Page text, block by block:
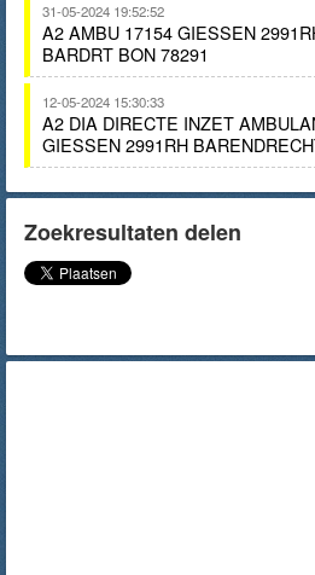
31-05-2024 19:52:52
A2 AMBU 17154 GIESSEN
BARDRT BON 78291
12-05-2024 15:30:33
A2 DIA DIRECTE INZET
GIESSEN 2991RH
Zoekresultaten delen